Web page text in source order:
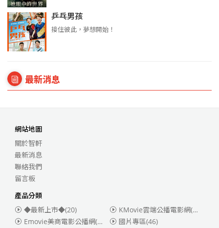
乒乓男孩
接住彼此，夢想開始！
最新消息
網站地圖
關於智軒
最新消息
聯絡我們
留言板
產品分類
◆最新上市◆(20)
KMovie雲端公播電影網(迪士尼、福斯、索尼)
Emovie美商電影公播網(華納)
(186)
國片專區(46)